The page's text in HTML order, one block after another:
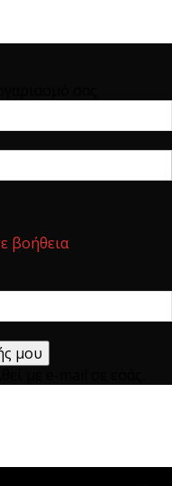
βοήθεια